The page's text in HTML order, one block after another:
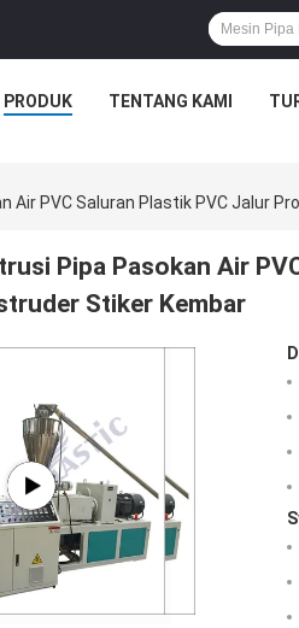
PRODUK TENTANG KAMI
Air PVC Saluran Plastik PVC Jalur
Pipa Pasokan Air
Stiker Kembar